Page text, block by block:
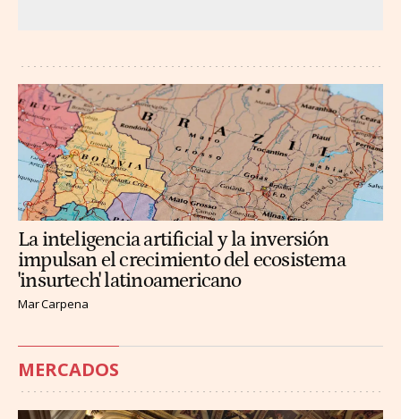
La inteligencia artificial y la inversión
impulsan el crecimiento del ecosistema
'insurtech' latinoamericano
Mar Carpena
MERCADOS